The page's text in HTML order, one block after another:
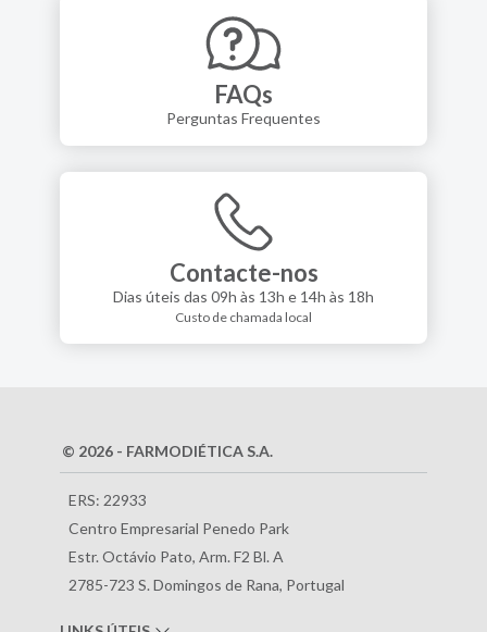
FAQs
Perguntas Frequentes
Contacte-nos
Dias úteis das 09h às 13h e 14h às 18h
Custo de chamada local
© 2026 - FARMODIÉTICA S.A.
ERS: 22933
Centro Empresarial Penedo Park
Estr. Octávio Pato, Arm. F2 Bl. A
2785-723 S. Domingos de Rana, Portugal